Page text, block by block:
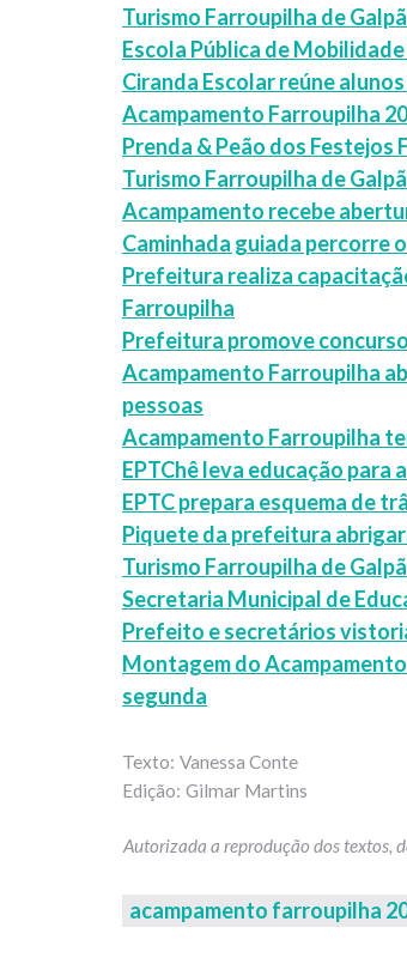
Turismo Farroupilha de
Escola Pública de
Ciranda Escolar reúne
Acampamento Farroupilha
Prenda & Peão dos Festejos
Turismo Farroupilha de
Acampamento recebe
Caminhada guiada percorre
Prefeitura realiza
Farroupilha
Prefeitura promove
Acampamento Farroupilha
pessoas
Acampamento Farroupilha
EPTChê leva educação para
EPTC prepara esquema de
Piquete da prefeitura
Turismo Farroupilha de
Secretaria Municipal de
Prefeito e secretários
Montagem do
segunda
Vanessa Conte
Gilmar Martins
acampamento farroupilha